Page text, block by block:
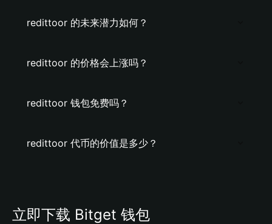
redittoor 的未来潜力如何？
redittoor 的价格会上涨吗？
redittoor 钱包免费吗？
redittoor 代币的价值是多少？
立即下载 Bitget 钱包